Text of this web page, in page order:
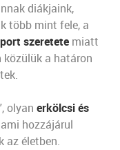
diákjaink,
több mint fele, a
szeretete miatt
közülük a határon
olyan erkölcsi és
hozzájárul
az életben.